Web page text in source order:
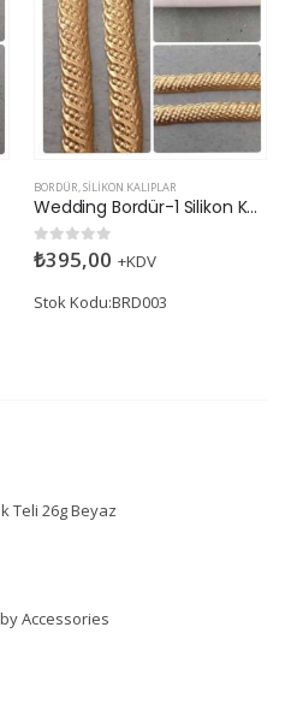
Wedding Bordür-1 Silikon Kalıp
SILIKON KALIPLAR
Çoklu Gül Bordür Silikon
0 5 üzerinden
₺245,00
Stok Kodu:BRD008
Teli 26g Beyaz
Accessories